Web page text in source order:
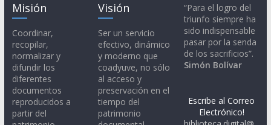
Misión
Coordinar,
recopilar,
normalizar y
difundir los
diferentes
documentos
reproducidos a
partir del
Visión
Ser un servicio
efectivo, dinámico
y moderno que
coadyuve, no sólo
al acceso y
preservación en el
tiempo del
patrimonio
“Para el logro del
triunfo siempre ha
sido indispensable
pasar por la senda
de los sacrificios”.
Simón Bolívar
Escribe al Correo
Electrónico!